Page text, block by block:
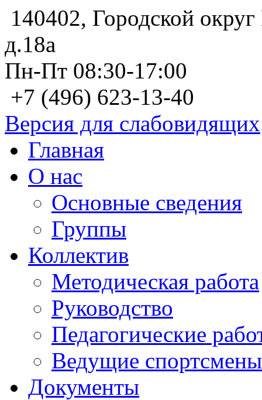
140402, Городской
д.18а
Пн-Пт 08:30-17:00
+7 (496) 623-13-40
Версия для слабовидящих
Главная
О нас
Основные сведения
Группы
Коллектив
Методическая работа
Руководство
Педагогические
Ведущие спортсмены
Документы